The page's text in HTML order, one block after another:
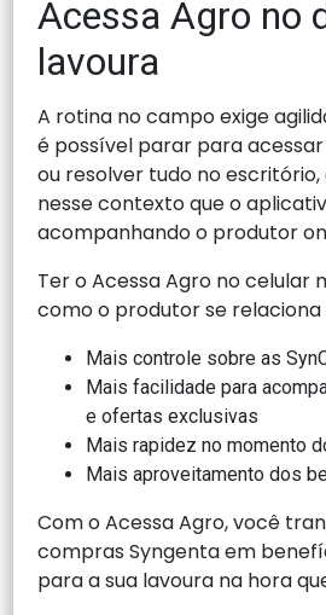
Acessa Agro no
lavoura
A rotina no campo exige
é possível parar para
ou resolver tudo no
nesse contexto que o
acompanhando o produtor
Ter o Acessa Agro no celular
como o produtor se
Mais controle sobre as
Mais facilidade para
e ofertas exclusivas
Mais rapidez no momento
Mais aproveitamento dos
Com o Acessa Agro, você
compras Syngenta em
para a sua lavoura na hora